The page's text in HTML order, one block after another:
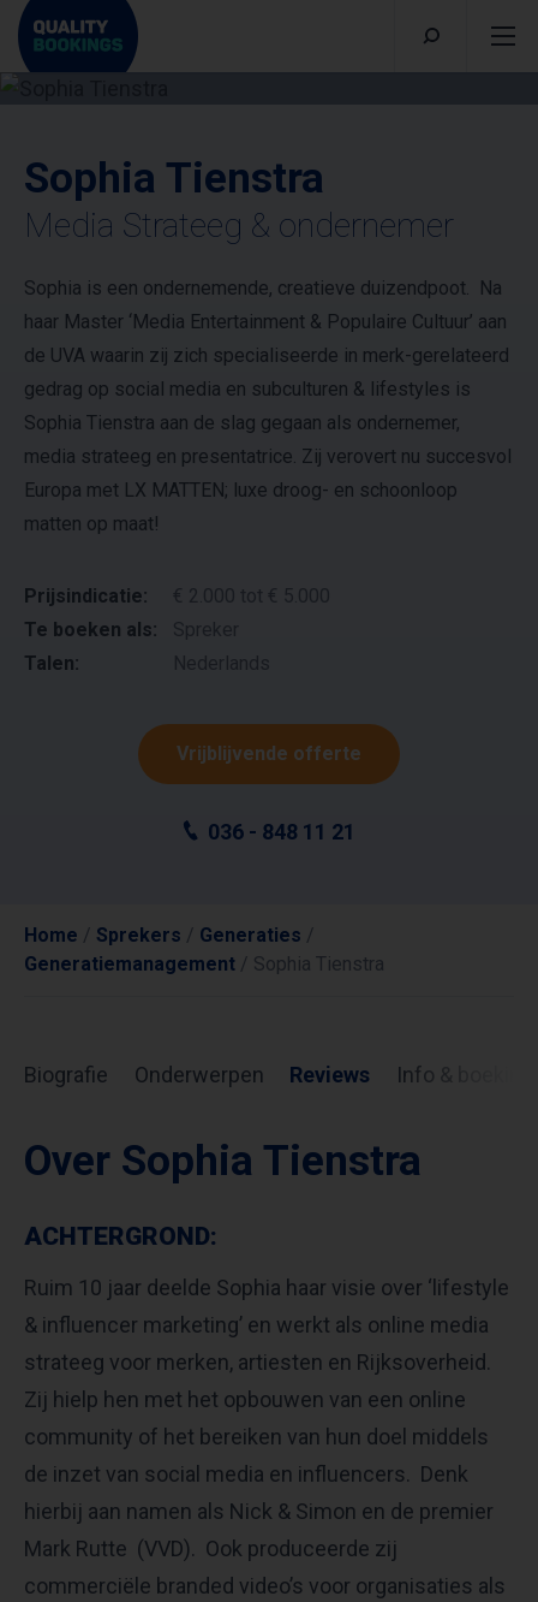
Sophia Tienstra
Media Strateeg & ondernemer
Sophia is een ondernemende, creatieve duizendpoot. Na
haar Master ‘Media Entertainment & Populaire Cultuur’ aan
de UVA waarin zij zich specialiseerde in merk-gerelateerd
gedrag op social media en subculturen & lifestyles is
Sophia Tienstra aan de slag gegaan als ondernemer,
media strateeg en presentatrice. Zij verovert nu succesvol
Europa met LX MATTEN; luxe droog- en schoonloop
matten op maat!
Prijsindicatie:
€ 2.000 tot € 5.000
Te boeken als:
Spreker
Talen:
Vrijblijvende offerte
036 - 848 11 21
Home / Sprekers / Generaties /
Generatiemanagement / Sophia Tienstra
Biografie Onderwerpen Reviews Info &
Over Sophia Tienstra
ACHTERGROND:
Ruim 10 jaar deelde Sophia haar visie over ‘lifestyle
& influencer marketing’ en werkt als online media
strateeg voor merken, artiesten en Rijksoverheid.
Zij hielp hen met het opbouwen van een online
community of het bereiken van hun doel middels
de inzet van social media en influencers. Denk
hierbij aan namen als Nick & Simon en de premier
Mark Rutte (VVD). Ook produceerde zij
commerciële branded video’s voor organisaties als